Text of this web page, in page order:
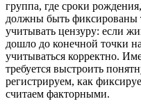
группа, где сроки
должны быть фиксированы
учитывать цензуру: если
дошло до конечной точки
учитываться корректно.
требуется выстроить
регистрируем, как
считаем факторными.